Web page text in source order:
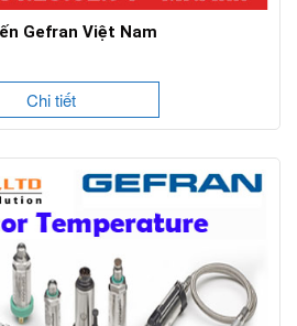
Gefran Việt Nam
Chi tiết